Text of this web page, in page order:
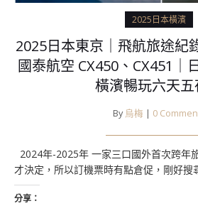
2025日本橫濱
2025日本東京｜飛航旅途紀
國泰航空 CX450、CX451｜
橫濱暢玩六天五
By 烏梅 | 0
2024年-2025年 一家三口國外首次跨年
才決定，所以訂機票時有點倉促，剛好搜
分享：